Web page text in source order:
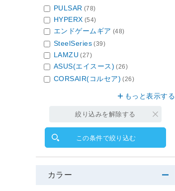
PULSAR (78)
HYPERX (54)
エンドゲームギア (48)
SteelSeries (39)
LAMZU (27)
ASUS(エイスース) (26)
CORSAIR(コルセア) (26)
もっと表示する
絞り込みを解除する
この条件で絞り込む
カラー